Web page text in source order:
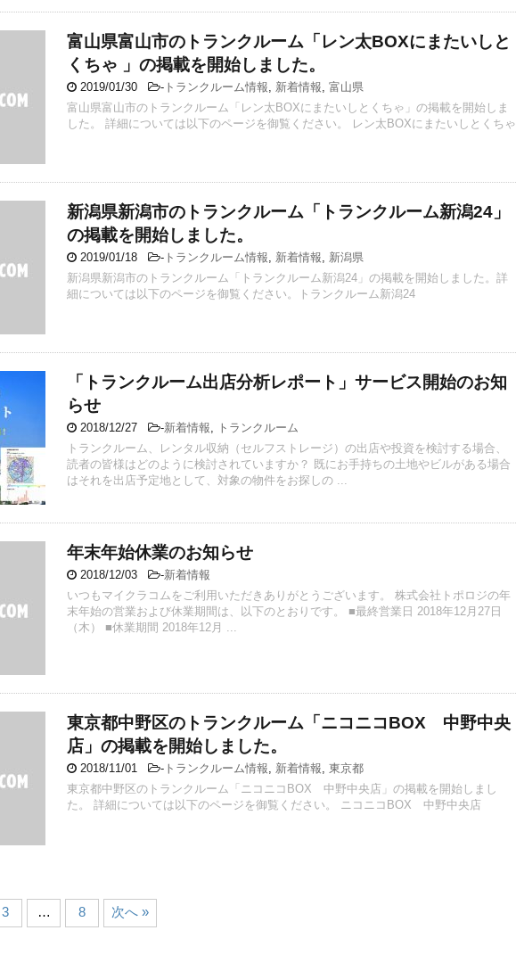
富山県富山市のトランクルーム「レン太BOXにまたいしと
くちゃ 」の掲載を開始しました。
2019/01/30 - トランクルーム情報, 新着情報, 富山県
富山県富山市のトランクルーム「レン太BOXにまたいしとくちゃ」の掲載を開始しま
した。 詳細については以下のページを御覧ください。 レン太BOXにまたいしとくちゃ
新潟県新潟市のトランクルーム「トランクルーム新潟24」
の掲載を開始しました。
2019/01/18 - トランクルーム情報, 新着情報, 新潟県
新潟県新潟市のトランクルーム「トランクルーム新潟24」の掲載を開始しました。詳
細については以下のページを御覧ください。トランクルーム新潟24
「トランクルーム出店分析レポート」サービス開始のお知
らせ
2018/12/27 -新着情報,
トランクルーム
トランクルーム、レンタル収納（セルフストレージ）の出店や投資を検討する場合、
読者の皆様はどのように検討されていますか？ 既にお手持ちの土地やビルがある場合
はそれを出店予定地として、対象の物件をお探しの ...
年末年始休業のお知らせ
2018/12/03 -新着情報
いつもマイクラコムをご利用いただきありがとうございます。 株式会社トポロジの年
末年始の営業および休業期間は、以下のとおりです。 ■最終営業日 2018年12月27日
（木） ■休業期間 2018年12月 ...
東京都中野区のトランクルーム「ニコニコBOX 中野中央
店」の掲載を開始しました。
2018/11/01 - トランクルーム情報, 新着情報, 東京都
東京都中野区のトランクルーム「ニコニコBOX 中野中央店」の掲載を開始しまし
た。 詳細については以下のページを御覧ください。 ニコニコBOX 中野中央店
3 … 8 次へ »